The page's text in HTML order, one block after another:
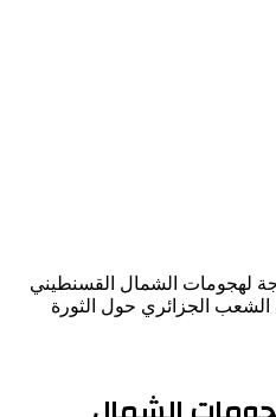
لهجومات الشمال القسنطيني
الشعب الجزائري حول الثورة